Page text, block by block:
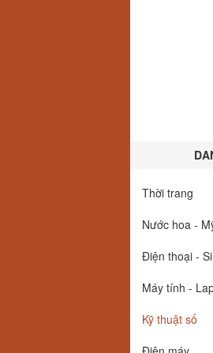
Thời trang
Nước hoa -
Điện thoại -
Máy tính -
Kỹ thuật số